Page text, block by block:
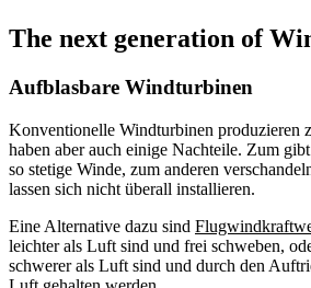
The next generation of
Aufblasbare Windturbinen
Konventionelle Windturbinen produzieren zwar saubere Energie,
haben aber auch einige Nachteile. Zum
so stetige Winde, zum anderen
lassen sich nicht überall installieren.
Eine Alternative dazu sind
leichter als Luft sind und frei schweben,
schwerer als Luft sind und durch den